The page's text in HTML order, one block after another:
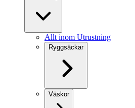
Allt inom Utrustning
Ryggsäckar
Väskor